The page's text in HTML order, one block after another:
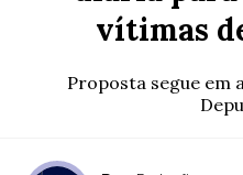
vítimas
Proposta segue em